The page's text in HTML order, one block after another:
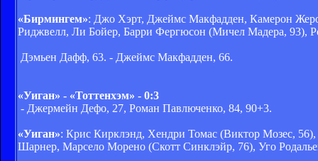
«Бирмингем»: Джо Хэрт, Джеймс Макфадден, Камерон
Риджвелл, Ли Бойер, Барри Фергюсон (Мичел Мадера, 93),
Дэмьен Дафф, 63. - Джеймс Макфадден, 66.
«Уиган» - «Тоттенхэм» - 0:3
- Джермейн Дефо, 27, Роман Павлюченко, 84, 90+3.
«Уиган»: Крис Кирклэнд, Хендри Томас (Виктор Мозес,
Шарнер, Марсело Морено (Скотт Синклэйр, 76), Уго